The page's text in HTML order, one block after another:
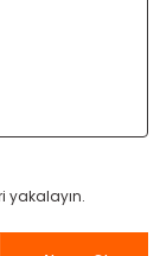
yakalayın.